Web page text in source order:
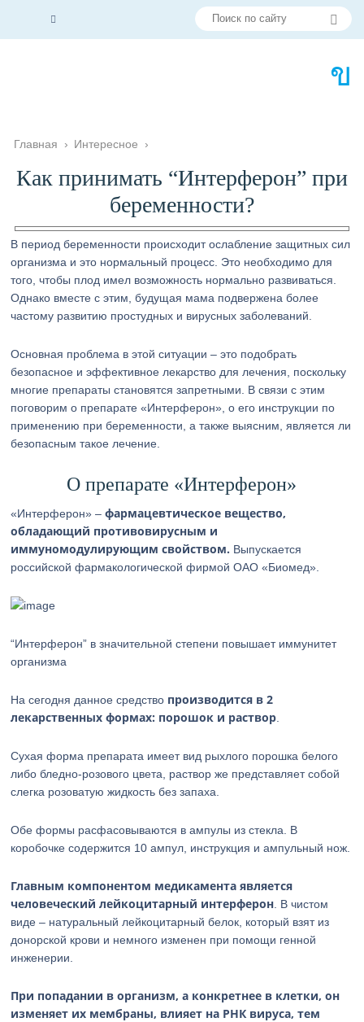
Главная › Интересное ›
Как принимать “Интерферон” при
беременности?
В период беременности происходит ослабление защитных сил
организма и это нормальный процесс. Это необходимо для
того, чтобы плод имел возможность нормально развиваться.
Однако вместе с этим, будущая мама подвержена более
частому развитию простудных и вирусных заболеваний.
Основная проблема в этой ситуации – это подобрать
безопасное и эффективное лекарство для лечения, поскольку
многие препараты становятся запретными. В связи с этим
поговорим о препарате «Интерферон», о его инструкции по
применению при беременности, а также выясним, является ли
безопасным такое лечение.
О препарате «Интерферон»
«Интерферон» –фармацевтическое вещество,
обладающий противовирусным и
иммуномодулирующим свойством. Выпускается
российской фармакологической фирмой ОАО «Биомед».
“Интерферон” в значительной степени повышает иммунитет
организма
На сегодня данное средство производится в 2
лекарственных формах: порошок и раствор
Сухая форма препарата имеет вид рыхлого порошка белого
либо бледно-розового цвета, раствор же представляет собой
слегка розоватую жидкость без запаха.
Обе формы расфасовываются в ампулы из стекла. В
коробочке содержится 10 ампул, инструкция и ампульный нож.
Главным компонентом медикамента является
человеческий лейкоцитарный интерферон . В чистом
виде – натуральный лейкоцитарный белок, который взят из
донорской крови и немного изменен при помощи генной
инженерии.
При попадании в организм, а конкретнее в клетки, он
изменяет их мембраны, влияет на РНК вируса, тем